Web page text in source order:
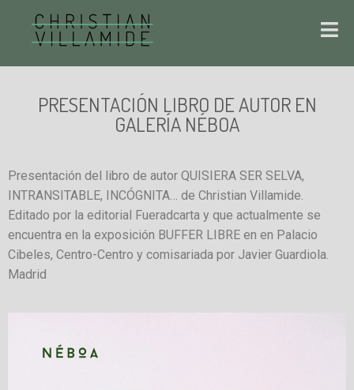
PRESENTACIÓN LIBRO DE AUTOR EN
GALERÍA NÉBOA
Presentación del libro de autor QUISIERA SER SELVA,
INTRANSITABLE, INCÓGNITA… de Christian Villamide.
Editado por la editorial Fueradcarta y que actualmente se
encuentra en la exposición BUFFER LIBRE en en Palacio
Cibeles, Centro-Centro y comisariada por Javier Guardiola.
Madrid